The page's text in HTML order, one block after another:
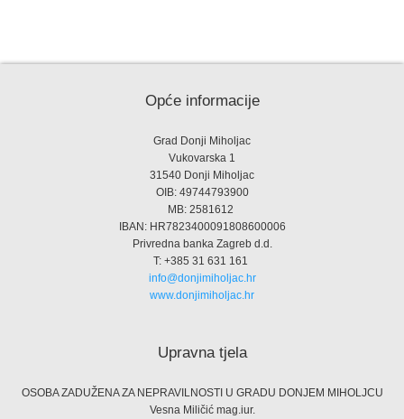
Opće informacije
Grad Donji Miholjac
Vukovarska 1
31540 Donji Miholjac
OIB: 49744793900
MB: 2581612
IBAN: HR7823400091808600006
Privredna banka Zagreb d.d.
T: +385 31 631 161
info@donjimiholjac.hr
www.donjimiholjac.hr
Upravna tjela
OSOBA ZADUŽENA ZA NEPRAVILNOSTI U GRADU DONJEM MIHOLJCU
Vesna Miličić mag.iur.